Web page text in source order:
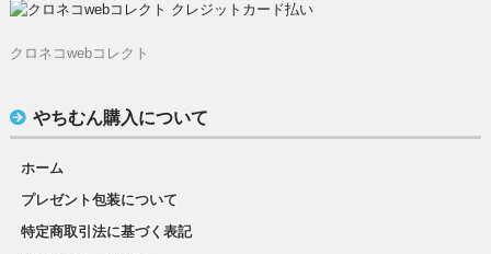
クロネコwebコレクト
やちむん購入について
ホーム
プレゼント包装について
特定商取引法に基づく表記